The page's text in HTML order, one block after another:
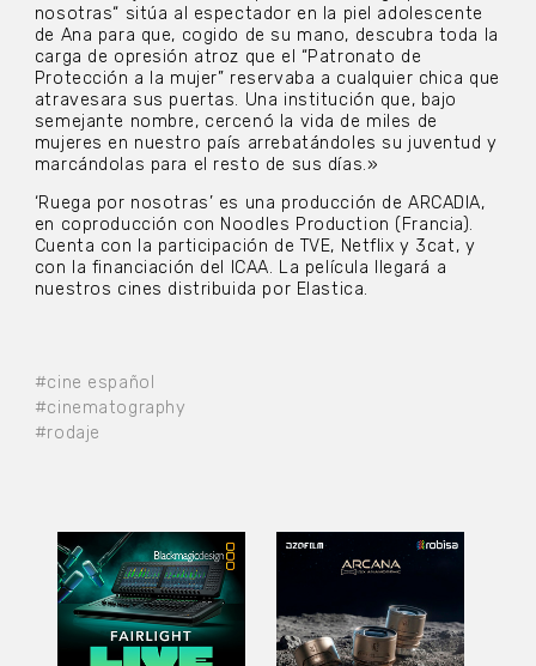
#cine español
#cinematography
#rodaje
nosotras“ sitúa al espectador en la piel adolescente
de Ana para que, cogido de su mano, descubra toda la
carga de opresión atroz que el “Patronato de
Protección a la mujer” reservaba a cualquier chica que
atravesara sus puertas. Una institución que, bajo
semejante nombre, cercenó la vida de miles de
mujeres en nuestro país arrebatándoles su juventud y
marcándolas para el resto de sus días.»
‘Ruega por nosotras’ es una producción de ARCADIA,
en coproducción con Noodles Production (Francia).
Cuenta con la participación de TVE, Netflix y 3cat, y
con la financiación del ICAA. La película llegará a
nuestros cines distribuida por Elastica.